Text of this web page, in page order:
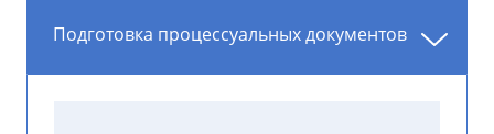
Подготовка процессуальных документов